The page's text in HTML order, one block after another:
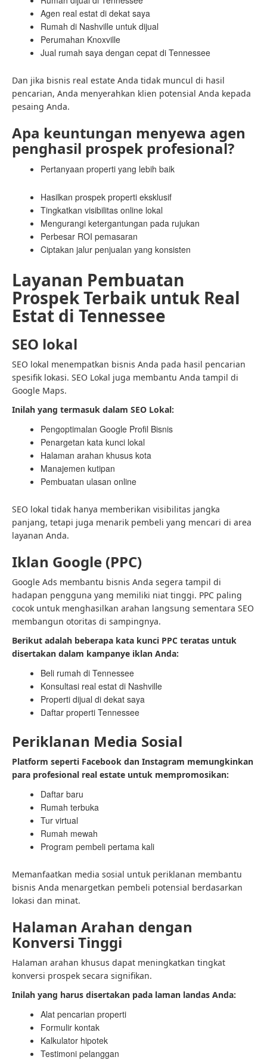
Agen real estat di dekat saya
Rumah di Nashville untuk dijual
Perumahan Knoxville
Jual rumah saya dengan cepat di Tennessee
Dan jika bisnis real estate Anda tidak muncul di hasil
pencarian, Anda menyerahkan klien potensial Anda kepada
pesaing Anda.
Apa keuntungan menyewa agen
penghasil prospek profesional?
Pertanyaan properti yang lebih baik
Hasilkan prospek properti eksklusif
Tingkatkan visibilitas online lokal
Mengurangi ketergantungan pada rujukan
Perbesar ROI pemasaran
Ciptakan jalur penjualan yang konsisten
Layanan Pembuatan
Prospek Terbaik untuk Real
Estat di Tennessee
SEO lokal
SEO lokal menempatkan bisnis Anda pada hasil pencarian
spesifik lokasi. SEO Lokal juga membantu Anda tampil di
Google Maps.
Inilah yang termasuk dalam SEO Lokal:
Pengoptimalan Google Profil Bisnis
Penargetan kata kunci lokal
Halaman arahan khusus kota
Manajemen kutipan
Pembuatan ulasan online
SEO lokal tidak hanya memberikan visibilitas jangka
panjang, tetapi juga menarik pembeli yang mencari di area
layanan Anda.
Iklan Google (PPC)
Google Ads membantu bisnis Anda segera tampil di
hadapan pengguna yang memiliki niat tinggi. PPC paling
cocok untuk menghasilkan arahan langsung sementara SEO
membangun otoritas di sampingnya.
Berikut adalah beberapa kata kunci PPC teratas untuk
disertakan dalam kampanye iklan Anda:
Beli rumah di Tennessee
Konsultasi real estat di Nashville
Properti dijual di dekat saya
Daftar properti Tennessee
Periklanan Media Sosial
Platform seperti Facebook dan Instagram memungkinkan
para profesional real estate untuk mempromosikan:
Daftar baru
Rumah terbuka
Tur virtual
Rumah mewah
Program pembeli pertama kali
Memanfaatkan media sosial untuk periklanan membantu
bisnis Anda menargetkan pembeli potensial berdasarkan
lokasi dan minat.
Halaman Arahan dengan
Konversi Tinggi
Halaman arahan khusus dapat meningkatkan tingkat
konversi prospek secara signifikan.
Inilah yang harus disertakan pada laman landas Anda:
Alat pencarian properti
Formulir kontak
Kalkulator hipotek
Testimoni pelanggan